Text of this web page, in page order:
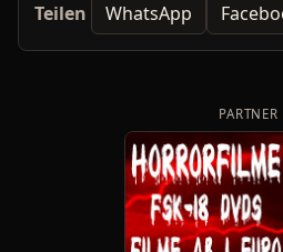
Teilen WhatsApp
PARTNER